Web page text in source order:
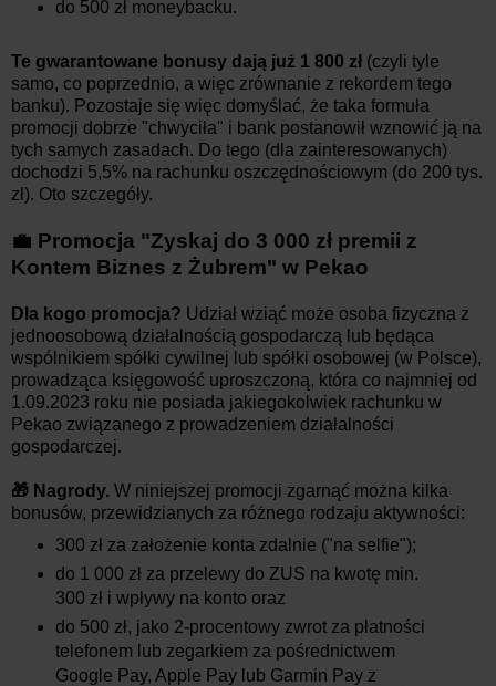
do 500 zł moneybacku.
Te gwarantowane bonusy dają już 1 800 zł (czyli tyle
samo, co poprzednio, a więc zrównanie z rekordem tego
banku). Pozostaje się więc domyślać, że taka formuła
promocji dobrze "chwyciła" i bank postanowił wznowić ją na
tych samych zasadach. Do tego (dla zainteresowanych)
dochodzi 5,5% na rachunku oszczędnościowym (do 200 tys.
zł). Oto szczegóły.
💼 Promocja "Zyskaj do 3 000 zł premii z
Kontem Biznes z Żubrem" w Pekao
Dla kogo promocja? Udział wziąć może osoba fizyczna z
jednoosobową działalnością gospodarczą lub będąca
wspólnikiem spółki cywilnej lub spółki osobowej (w Polsce),
prowadząca księgowość uproszczoną, która co najmniej od
1.09.2023 roku nie posiada jakiegokolwiek rachunku w
Pekao związanego z prowadzeniem działalności
gospodarczej.
🎁 Nagrody. W niniejszej promocji zgarnąć można kilka
bonusów, przewidzianych za różnego rodzaju aktywności:
300 zł za założenie konta zdalnie ("na selfie");
do 1 000 zł za przelewy do ZUS na kwotę min.
300 zł i wpływy na konto oraz
do 500 zł, jako 2-procentowy zwrot za płatności
telefonem lub zegarkiem za pośrednictwem
Google Pay, Apple Pay lub Garmin Pay z